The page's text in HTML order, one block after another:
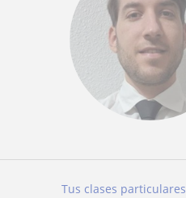
Tus clases particulares